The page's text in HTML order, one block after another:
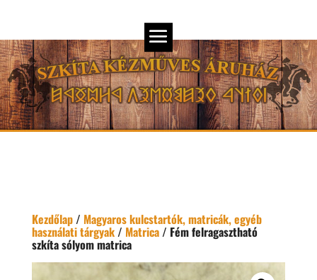
Kezdőlap/ Magyaros kulcstartók, matricák, egyéb
használati tárgyak/ Matrica/ Fém felragasztható
szkíta sólyom matrica